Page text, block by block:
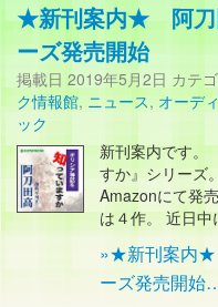
お問
★新刊案内★ 阿刀
ーズ発売開始
掲載日 2019年5月2日 カテ
ク情報館, ニュース, オーデ
ック
新刊案内です。
すか』シリーズ
Amazonにて発
は４作。 近日
»★新刊案内
ーズ発売開始